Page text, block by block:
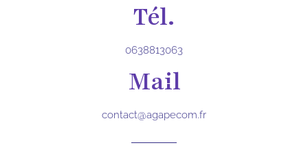
Tél.
0638813063
Mail
contact@agapecom.fr